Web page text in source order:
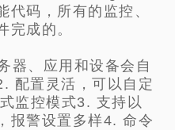
代码，所有的监控、
完成的。
器、应用和设备会自
配置灵活，可以自定
监控模式3. 支持以
报警设置多样4. 命令